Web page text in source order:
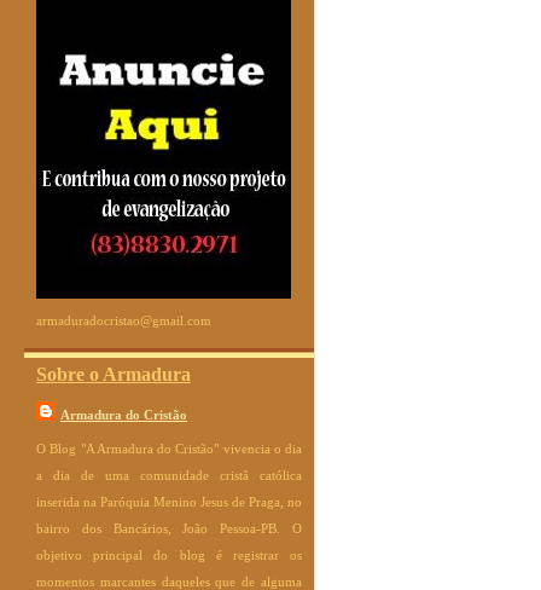
armaduradocristao@gmail.com
Sobre o Armadura
Armadura do Cristão
O Blog "A Armadura do Cristão" vivencia o dia
a dia de uma comunidade cristã católica
inserida na Paróquia Menino Jesus de Praga, no
bairro dos Bancários, João Pessoa-PB. O
objetivo principal do blog é registrar os
momentos marcantes daqueles que de alguma